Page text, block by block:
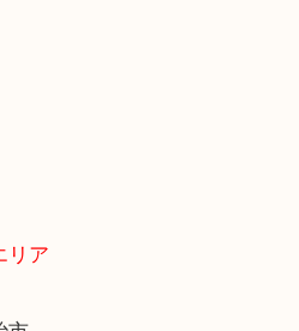
ットで高額査定！
も絵画や骨董品・家電など